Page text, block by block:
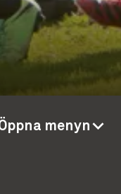
menyn